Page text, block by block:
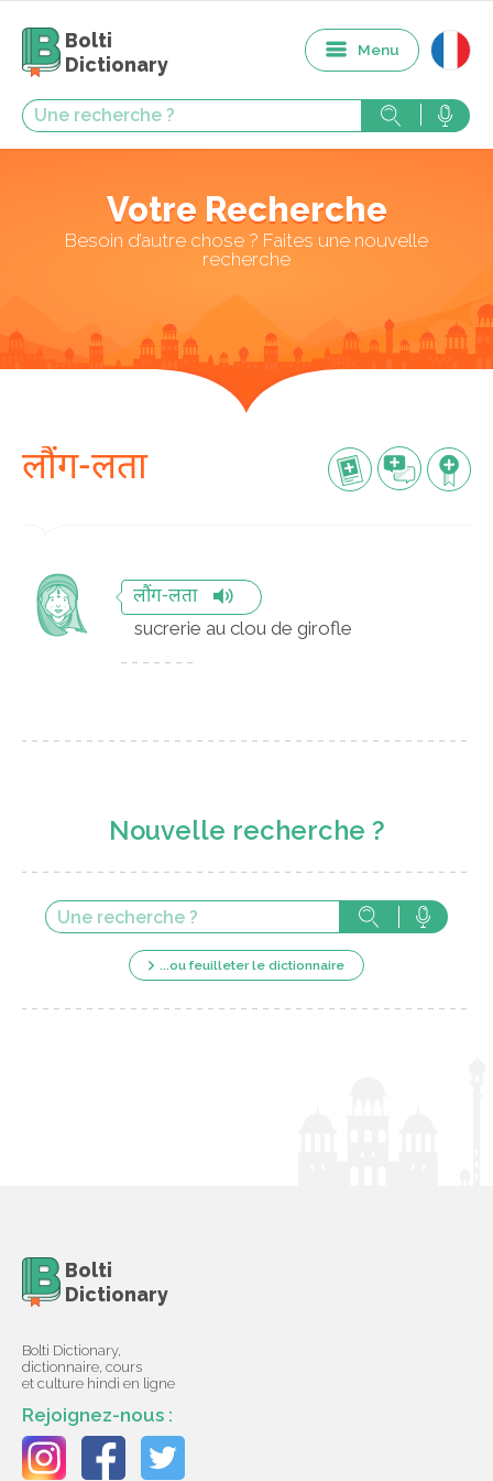
Bolti
Dictionary
Menu
Votre Recherche
Besoin d’autre chose ? Faites une nouvelle
recherche
लौंग-लता
लौंग-लता
sucrerie au clou de girofle
Nouvelle recherche ?
...ou feuilleter le dictionnaire
Bolti
Dictionary
Bolti Dictionary,
dictionnaire, cours
et culture hindi en ligne
Rejoignez-nous :